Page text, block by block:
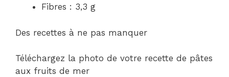
Fibres : 3,3 g
Des recettes à ne pas manquer
Téléchargez la photo de votre recette de pâtes
aux fruits de mer